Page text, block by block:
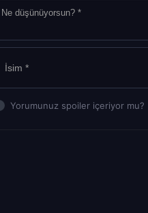
Yorumunuz spoiler içeriyor mu?